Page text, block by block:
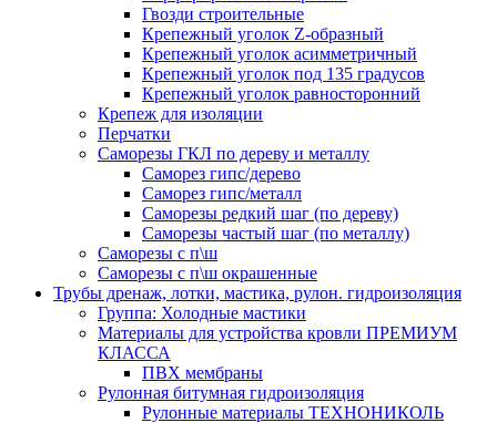
Гвозди строительные
Крепежный уголок Z-образный
Крепежный уголок асимметричный
Крепежный уголок под 135 градусов
Крепежный уголок равносторонний
Крепеж для изоляции
Перчатки
Саморезы ГКЛ по дереву и металлу
Саморез гипс/дерево
Саморез гипс/металл
Саморезы редкий шаг (по дереву)
Саморезы частый шаг (по металлу)
Саморезы с п\ш
Саморезы с п\ш окрашенные
Трубы дренаж, лотки, мастика, рулон. гидроизоляция
Группа: Холодные мастики
Материалы для устройства кровли ПРЕМИУМ
КЛАССА
ПВХ мембраны
Рулонная битумная гидроизоляция
Рулонные материалы ТЕХНОНИКОЛЬ